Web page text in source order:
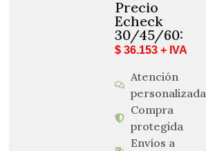
Precio
Echeck
30/45/60:
$ 36.153 + IVA
Atención
personalizada
Compra
protegida
Envíos a